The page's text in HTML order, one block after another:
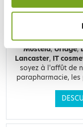
nombreuses
marques
Mustela,Uriage,
Lancaster, IT
soyez à l'affût de
parapharmacie,